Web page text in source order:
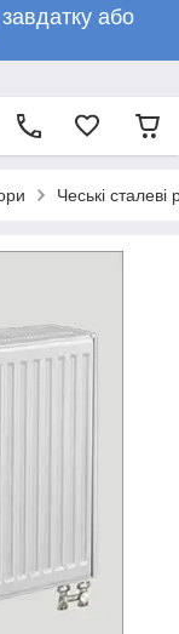
або
Чеські